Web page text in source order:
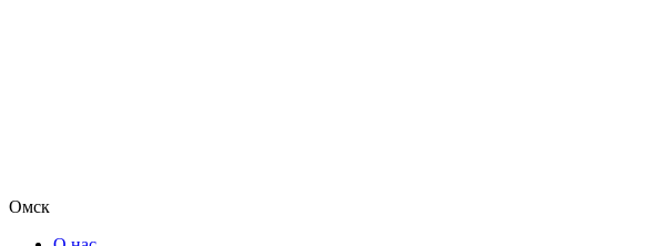
Омск